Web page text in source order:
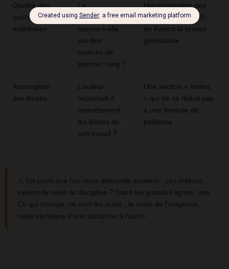
Qualité des
sources
mobilisées
La
bibliographie
repose-t-elle
sur des
sources de
premier rang ?
Hiérarchisation des
sources (section 6),
en évitant la presse
généraliste
Assomption
des limites
L’auteur
reconnaît-il
honnêtement
les limites de
son travail ?
Une section « limites
» qui ne se réduit pas
à une formule de
politesse
⚠️ Un point que l’on nous demande souvent : ces critères
varient-ils selon la discipline ? Dans les grandes lignes, non.
Ce qui change, ce sont les outils ; le socle de l’exigence
reste identique d’une discipline à l’autre.